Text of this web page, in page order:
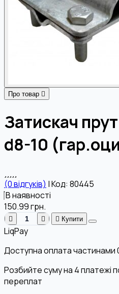
Про товар
Затискач
d8-10
(0 відгуків) |Код: 80445
В наявності
150.99грн.
Купити
LiqPay
Доступна оплата частинами
Розбийте суму на 4 платежі
переплат